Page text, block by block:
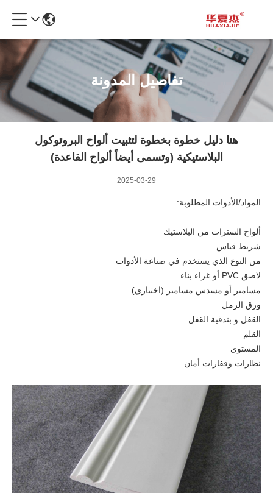
تفاصيل المدونة
هنا دليل خطوة بخطوة لتثبيت ألواح البروتوكول
البلاستيكية (وتسمى أيضاً ألواح القاعدة)
2025-03-29
المواد/الأدوات المطلوبة:
ألواح السترات من البلاستيك
شريط قياس
من النوع الذي يستخدم في صناعة الأدوات
لاصق PVC أو غراء بناء
مسامير أو مسدس مسامير (اختياري)
ورق الرمل
القفل و بندقية القفل
القلم
المستوى
نظارات وقفازات أمان